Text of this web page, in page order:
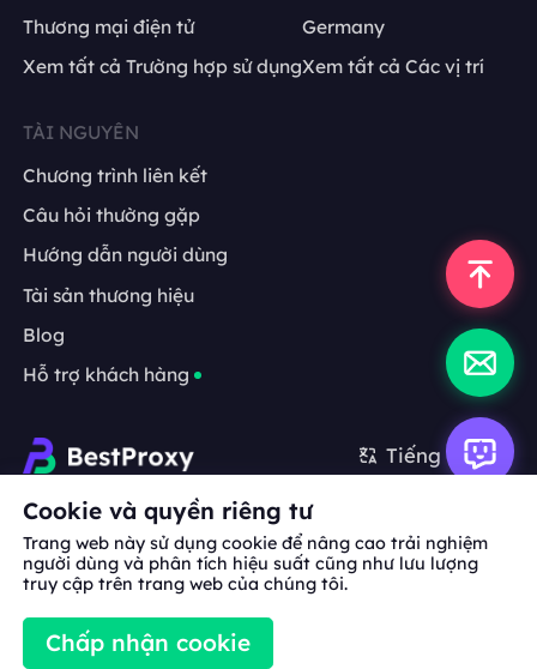
Thương mại điện tử
Xem tất cả Trường hợp sử dụng
Germany
Xem tất cả Các vị trí
TÀI NGUYÊN
Chương trình liên kết
Câu hỏi thường gặp
Hướng dẫn người dùng
Tài sản thương hiệu
Blog
Hỗ trợ khách hàng
Tiếng Việt
Hợp tác: michael.wang@bestproxy.com
Về
chúng
Tài sản
thương hiệu
dịch vụ
Cookie và quyền riêng tư
Trang web này sử dụng cookie để nâng cao trải nghiệm
người dùng và phân tích hiệu suất cũng như lưu lượng
truy cập trên trang web của chúng tôi.
Chấp nhận cookie